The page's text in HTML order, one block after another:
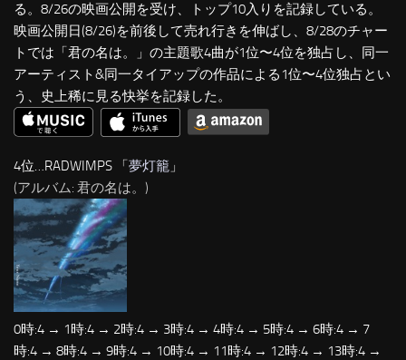
る。8/26の映画公開を受け、トップ10入りを記録している。
映画公開日(8/26)を前後して売れ行きを伸ばし、8/28のチャー
トでは「君の名は。」の主題歌4曲が1位〜4位を独占し、同一
アーティスト&同一タイアップの作品による1位〜4位独占とい
う、史上稀に見る快挙を記録した。
4位…RADWIMPS 「夢灯籠 」
(アルバム: 君の名は。)
0時:4 → 1時:4 → 2時:4 → 3時:4 → 4時:4 → 5時:4 → 6時:4 → 7
時:4 → 8時:4 → 9時:4 → 10時:4 → 11時:4 → 12時:4 → 13時:4 →